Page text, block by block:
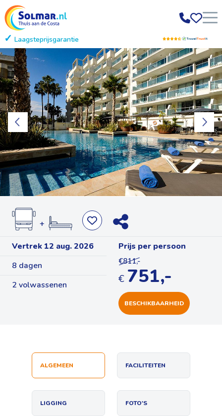
Laagsteprijsgarantie Gratis annuleren
+
Vertrek 12 aug. 2026
8 dagen
2 volwassenen
Prijs per persoon
€811,-
€ 751,-
BESCHIKBAARHEID
ALGEMEEN FACILITEITEN
LIGGING FOTO'S